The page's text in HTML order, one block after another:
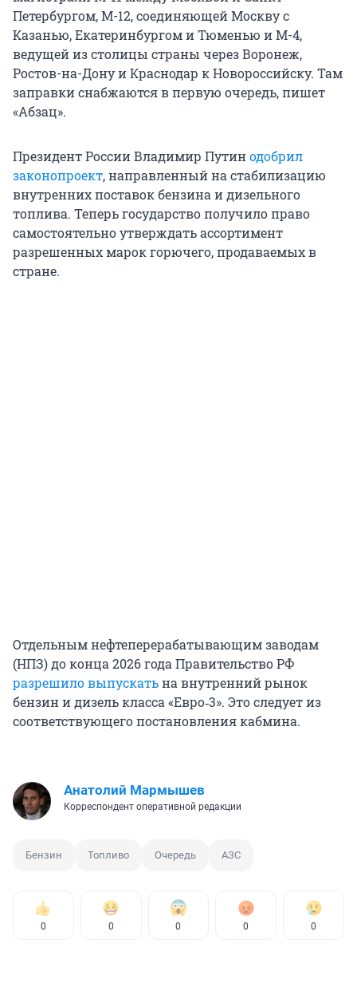
Петербургом, М-12, соединяющей Москву с
Казанью, Екатеринбургом и Тюменью и М-4,
ведущей из столицы страны через Воронеж,
Ростов-на-Дону и Краснодар к Новороссийску. Там
заправки снабжаются в первую очередь, пишет
«Абзац».
Президент России Владимир Путинодобрил
законопроект, направленный на стабилизацию
внутренних поставок бензина и дизельного
топлива. Теперь государство получило право
самостоятельно утверждать ассортимент
разрешенных марок горючего, продаваемых в
стране.
Отдельным нефтеперерабатывающим заводам
(НПЗ) до конца 2026 года Правительство РФ
разрешило выпускатьна внутренний рынок
бензин и дизель класса «Евро‑3». Это следует из
соответствующего постановления кабмина.
Анатолий Мармышев
Корреспондент оперативной редакции
Бензин Топливо Очередь АЗС
0 0 0 0 0